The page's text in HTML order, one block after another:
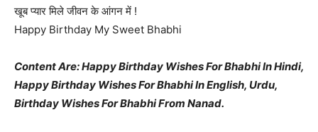
खूब प्यार मिले जीवन के आंगन में !
Happy Birthday My Sweet Bhabhi
Content Are: Happy Birthday Wishes For Bhabhi In Hindi,
Happy Birthday Wishes For Bhabhi In English, Urdu,
Birthday Wishes For Bhabhi From Nanad.